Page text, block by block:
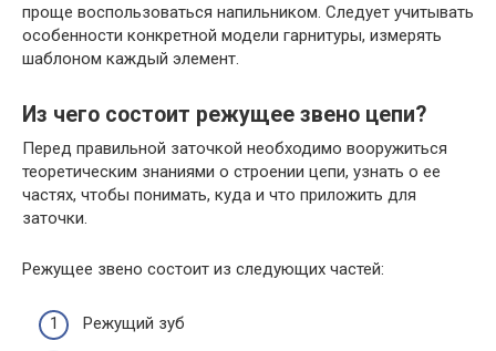
проще воспользоваться напильником. Следует учитывать
особенности конкретной модели гарнитуры, измерять
шаблоном каждый элемент.
Из чего состоит режущее звено цепи?
Перед правильной заточкой необходимо вооружиться
теоретическим знаниями о строении цепи, узнать о ее
частях, чтобы понимать, куда и что приложить для
заточки.
Режущее звено состоит из следующих частей:
Режущий зуб